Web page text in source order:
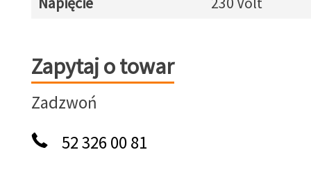
Zapytaj o towar
Zapytaj o towar
Zadzwoń
52 326 00 81